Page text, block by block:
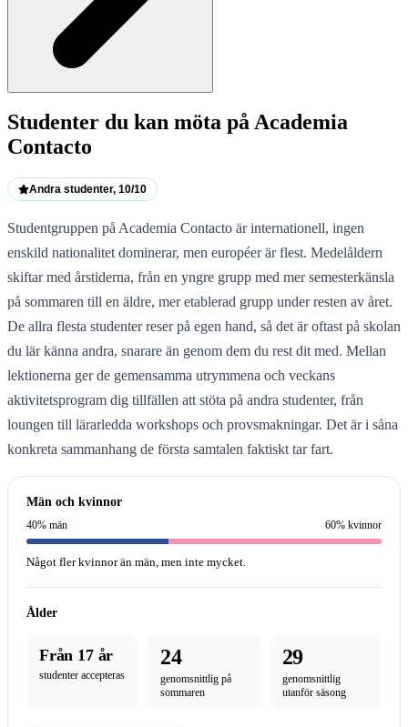
Studenter du kan möta på Academia
Contacto
Andra studenter, 10/10
Studentgruppen på Academia Contacto är internationell, ingen
enskild nationalitet dominerar, men européer är flest. Medelåldern
skiftar med årstiderna, från en yngre grupp med mer semesterkänsla
på sommaren till en äldre, mer etablerad grupp under resten av året.
De allra flesta studenter reser på egen hand, så det är oftast på skolan
du lär känna andra, snarare än genom dem du rest dit med. Mellan
lektionerna ger de gemensamma utrymmena och veckans
aktivitetsprogram dig tillfällen att stöta på andra studenter, från
loungen till lärarledda workshops och provsmakningar. Det är i såna
konkreta sammanhang de första samtalen faktiskt tar fart.
Män och kvinnor
40% män 60% kvinnor
Något fler kvinnor än män, men inte mycket.
Ålder
Från 17 år
studenter accepteras
24
genomsnittlig på
sommaren
29
genomsnittlig
utanför säsong